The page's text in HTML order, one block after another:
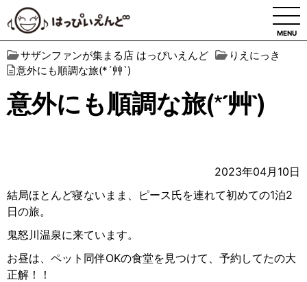
MENU
サザンファンが集まる店 はっぴいえんど
りえにっき
意外にも順調な旅(*´艸`)
意外にも順調な旅(*´艸`)
2023年04月10日
結局ほとんど寝ないまま、ピース氏を連れて初めての1泊2
日の旅。
鬼怒川温泉に来ています。
お昼は、ペット同伴OKの食堂を見つけて、予約してたの大
正解！！